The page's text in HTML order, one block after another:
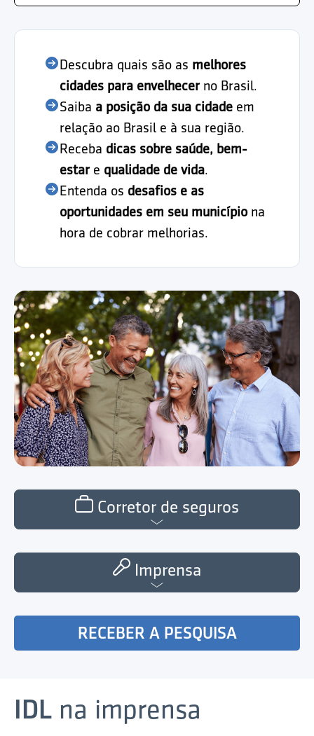
Corretor de seguros
Imprensa
Descubra quais são as melhores
cidades para envelhecerno Brasil.
Saiba a posição da sua cidade em
relação ao Brasil e à sua região.
Receba dicas sobre saúde, bem-
estare qualidade de vida.
Entenda os desafios e as
oportunidades em seu município na
hora de cobrar melhorias.
RECEBER A PESQUISA
IDL na imprensa